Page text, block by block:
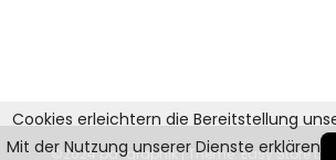
©2024 pd-graphik|Theme: Easy Store by
Cookies erleichtern die Bereitstellung
Mit der Nutzung unserer Dienste erklären